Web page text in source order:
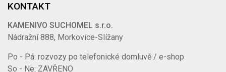
KONTAKT
KAMENIVO SUCHOMEL s.r.o.
Nádražní 888, Morkovice-Slížany
Po - Pá: rozvozy po telefonické domluvě / e-shop
So - Ne: ZAVŘENO